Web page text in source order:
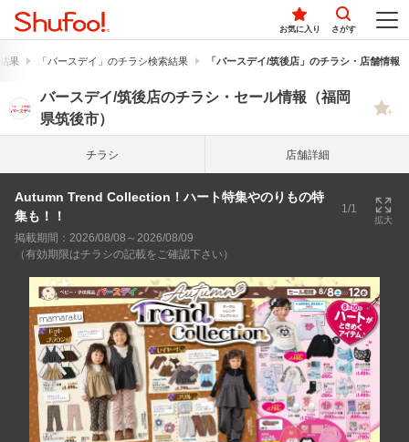
お気に入り さがす
果 「バースデイ」のチラシ検索結果 「バースデイ/筑後店」のチラシ・店舗情報
バースデイ/筑後店のチラシ・セール情報（福岡
県筑後市）
チラシ 店舗詳細
Autumn Trend Collection！ハート特集やのりもの特
集も！！
1/1
拡大
掲載期間：2026/08/08～2026/08/09
（有効期限はチラシの記載をご確認下さい）